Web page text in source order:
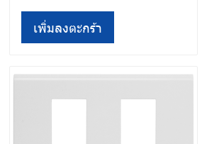
เพิ่มลงตะกร้า